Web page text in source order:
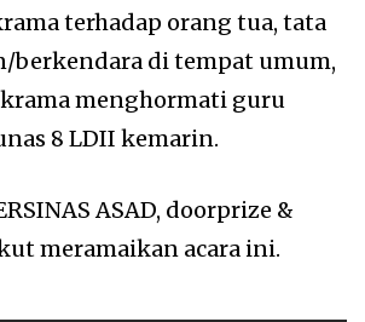
terhadap orang tua, tata
berkendara di tempat umum,
menghormati guru
8 LDII kemarin.
ASAD, doorprize &
meramaikan acara ini.